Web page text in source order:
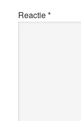
Reactie*